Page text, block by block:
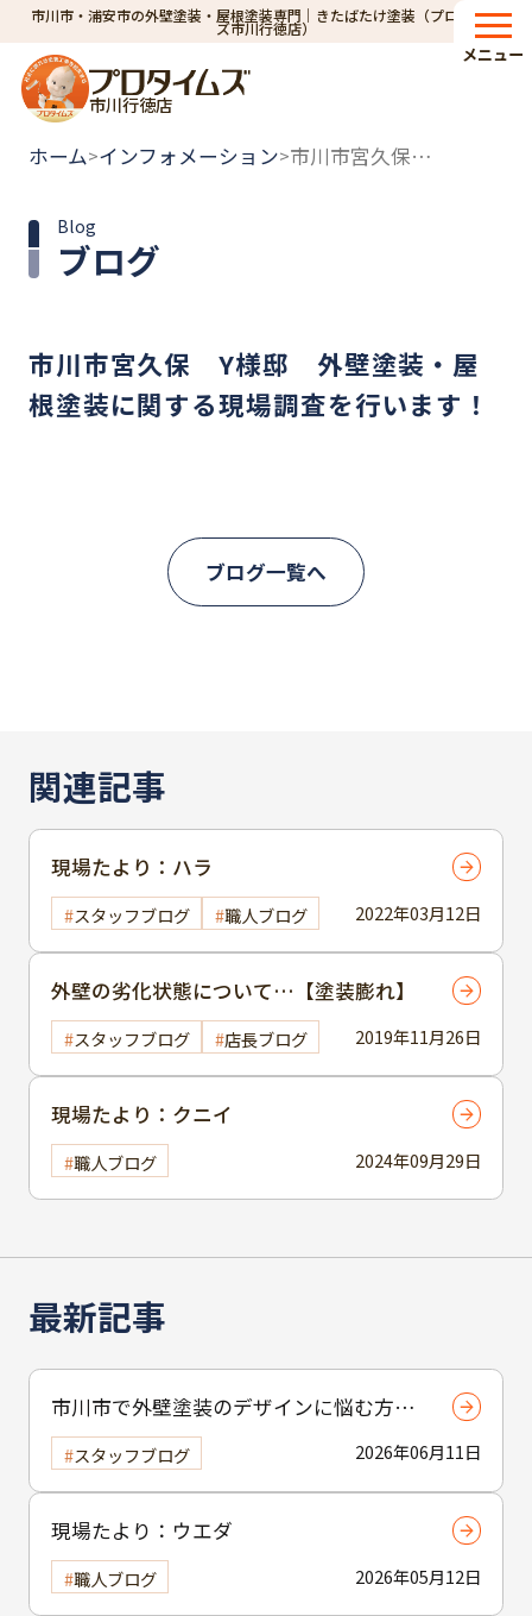
市川市・浦安市の外壁塗装・屋根塗装専門｜きたばたけ塗装（プロタイム
ズ市川行徳店）
市川行徳店
メニュー
ホーム>インフォメーション> 市川市宮久保 Y様邸 外壁塗装・屋根塗装に関する現場調査を行います！
ブログ
Blog
市川市宮久保 Y様邸 外壁塗装・屋
根塗装に関する現場調査を行います！
ブログ一覧へ
最新記事
市川市で外壁塗装のデザインに悩む方へ
｜ 色選びの失敗を防ぐポイント
2026年06月11日
スタッフブログ
現場たより：ウエダ
2026年05月12日
職人ブログ
関連記事
2022年03月12日
現場たより：ハラ
スタッフブログ 職人ブログ
2019年11月26日
外壁の劣化状態について…【塗装膨れ】
スタッフブログ 店長ブログ
2024年09月29日
現場たより：クニイ
職人ブログ